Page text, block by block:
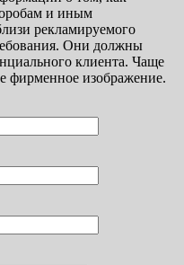
и иным
рекламируемого
Они должны
клиента. Чаще
фирменное изображение.